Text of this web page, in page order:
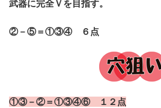
武器に完全Ｖを目指す。
②－⑤＝①③④ ６点
①③－②＝①③④⑥ １２点